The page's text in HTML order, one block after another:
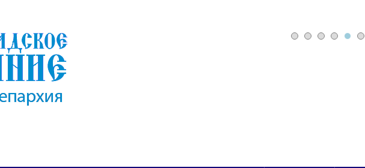
ПАВЛОВО-ПОСАДСКОЕ БЛАГОЧИНИЕ